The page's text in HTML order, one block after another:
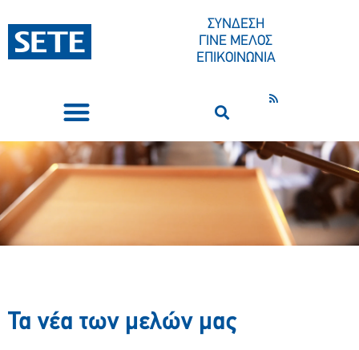
ΣΥΝΔΕΣΗ
ΓΙΝΕ ΜΕΛΟΣ
ΕΠΙΚΟΙΝΩΝΙΑ
Τα νέα των μελών μας